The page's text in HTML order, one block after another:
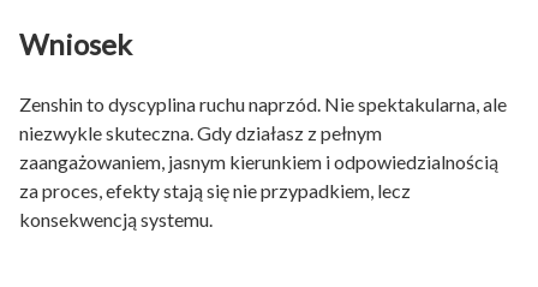
Wniosek
Zenshin to dyscyplina ruchu naprzód. Nie spektakularna, ale
niezwykle skuteczna. Gdy działasz z pełnym
zaangażowaniem, jasnym kierunkiem i odpowiedzialnością
za proces, efekty stają się nie przypadkiem, lecz
konsekwencją systemu.